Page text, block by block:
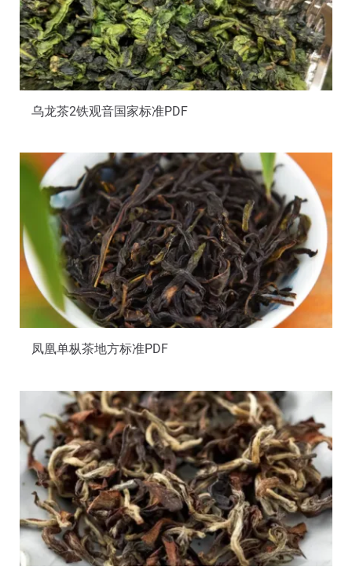
乌龙茶2铁观音国家标准PDF
凤凰单枞茶地方标准PDF